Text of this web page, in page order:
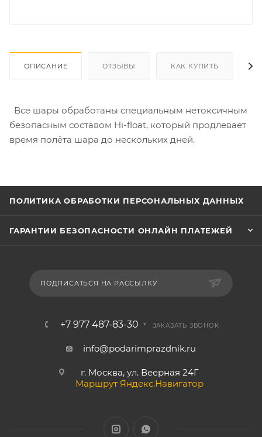
ОПИСАНИЕ ОТЗЫВЫ КАК КУПИТЬ
Все шары обработаны специальным нетоксичным
безопасным составом Hi-float, который продлевает
время полёта шара до нескольких дней.
ПОЛИТИКА ОБРАБОТКИ ПЕРСОНАЛЬНЫХ ДАННЫХ
ГАРАНТИИ БЕЗОПАСНОСТИ ОНЛАЙН ПЛАТЕЖЕЙ
ПОДПИСАТЬСЯ НА РАССЫЛКУ
+7 977 487-83-30 ЗАКАЗАТЬ ЗВОНОК
info@podarimprazdnik.ru
г. Москва, ул. Веерная 24Г
Маршрут Яндекс.Навигатор